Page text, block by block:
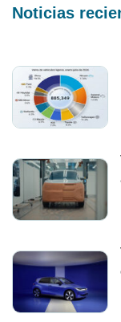
Noticias